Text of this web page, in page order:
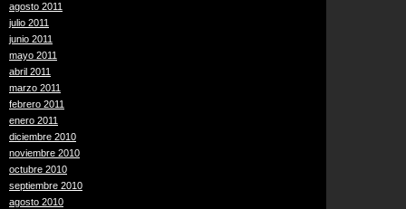
agosto 2011
julio 2011
junio 2011
mayo 2011
abril 2011
marzo 2011
febrero 2011
enero 2011
diciembre 2010
noviembre 2010
octubre 2010
septiembre 2010
agosto 2010